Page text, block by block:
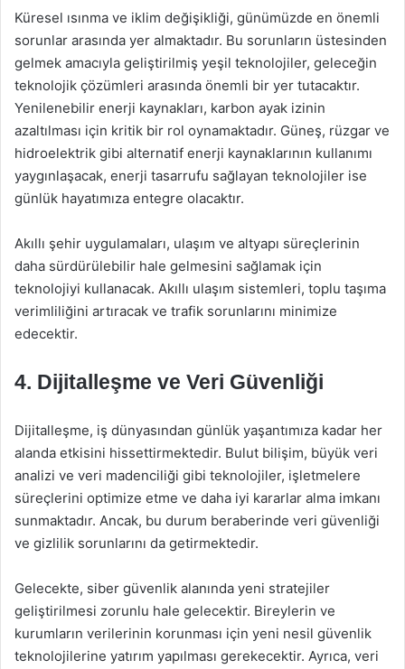
Küresel ısınma ve iklim değişikliği, günümüzde en önemli
sorunlar arasında yer almaktadır. Bu sorunların üstesinden
gelmek amacıyla geliştirilmiş yeşil teknolojiler, geleceğin
teknolojik çözümleri arasında önemli bir yer tutacaktır.
Yenilenebilir enerji kaynakları, karbon ayak izinin
azaltılması için kritik bir rol oynamaktadır. Güneş, rüzgar ve
hidroelektrik gibi alternatif enerji kaynaklarının kullanımı
yaygınlaşacak, enerji tasarrufu sağlayan teknolojiler ise
günlük hayatımıza entegre olacaktır.
Akıllı şehir uygulamaları, ulaşım ve altyapı süreçlerinin
daha sürdürülebilir hale gelmesini sağlamak için
teknolojiyi kullanacak. Akıllı ulaşım sistemleri, toplu taşıma
verimliliğini artıracak ve trafik sorunlarını minimize
edecektir.
4. Dijitalleşme ve Veri Güvenliği
Dijitalleşme, iş dünyasından günlük yaşantımıza kadar her
alanda etkisini hissettirmektedir. Bulut bilişim, büyük veri
analizi ve veri madenciliği gibi teknolojiler, işletmelere
süreçlerini optimize etme ve daha iyi kararlar alma imkanı
sunmaktadır. Ancak, bu durum beraberinde veri güvenliği
ve gizlilik sorunlarını da getirmektedir.
Gelecekte, siber güvenlik alanında yeni stratejiler
geliştirilmesi zorunlu hale gelecektir. Bireylerin ve
kurumların verilerinin korunması için yeni nesil güvenlik
teknolojilerine yatırım yapılması gerekecektir. Ayrıca, veri